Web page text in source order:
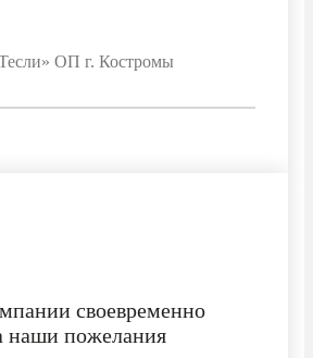
ОП г. Костромы
своевременно
наши пожелания